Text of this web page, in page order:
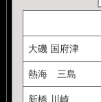
大磯 国府津
熱海 三島
新橋 川崎